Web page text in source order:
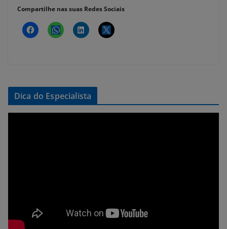
Compartilhe nas suas Redes Sociais
Dica do Especialista